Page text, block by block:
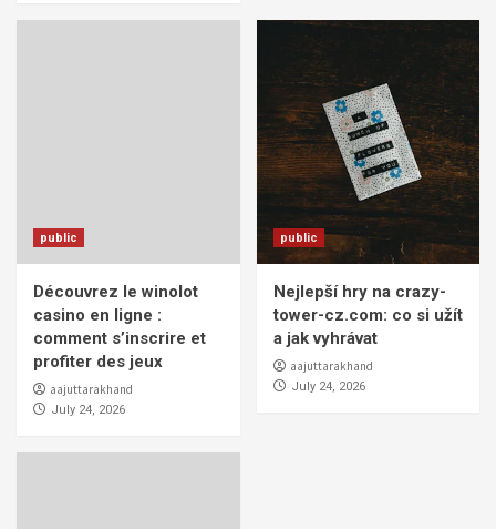
public
Découvrez le winolot
casino en ligne :
comment s’inscrire et
profiter des jeux
aajuttarakhand
July 24, 2026
public
Nejlepší hry na crazy-
tower-cz.com: co si užít
a jak vyhrávat
aajuttarakhand
July 24, 2026